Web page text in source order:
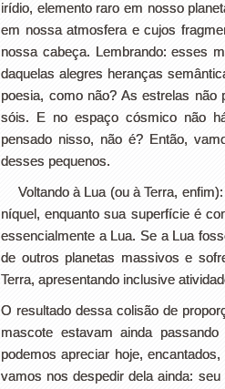
irídio, elemento raro em nosso
em nossa atmosfera e cujos
nossa cabeça. Lembrando: esses
daquelas alegres heranças
poesia, como não? As estrelas
sóis. E no espaço cósmico não
pensado nisso, não é? Então,
desses pequenos.
Voltando à Lua (ou à Terra,
níquel, enquanto sua superfície é
essencialmente a Lua. Se a Lua
de outros planetas massivos e
Terra, apresentando inclusive
O resultado dessa colisão de
mascote estavam ainda
podemos apreciar hoje,
vamos nos despedir dela ainda: